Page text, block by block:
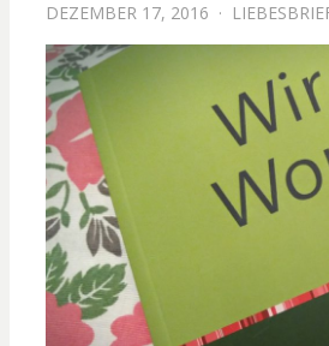
DEZEMBER 17, 2016